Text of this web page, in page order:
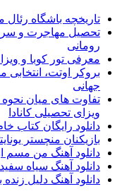
تاریخچه باشگاه رئال
تحصیل مهاجرت و
رومانی
معرفی تور کوبا و
بروکر اوتت، انتخابی
جهانی
تفاوت های میان نحوه
ویزای تحصیلی کانادا
دانلود رایگان کتاب
بازیکنان منچستر
دانلود آهنگ من مسم
دانلود آهنگ سیاه
دانلود آهنگ دلیل زنده